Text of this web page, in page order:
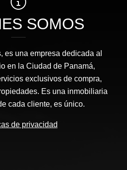
SOMOS
es una empresa dedicada al
en la Ciudad de Panamá,
exclusivos de compra,
Es una inmobiliaria
cada cliente, es único.
de privacidad